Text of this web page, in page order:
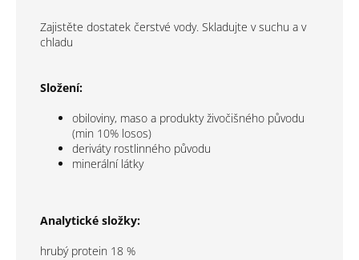
Zajistěte dostatek čerstvé vody. Skladujte v suchu a v
chladu
Složení:
obiloviny, maso a produkty živočišného původu
(min 10% losos)
deriváty rostlinného původu
minerální látky
Analytické složky:
hrubý protein 18 %